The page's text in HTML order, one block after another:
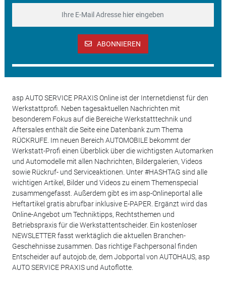
ABONNIEREN
asp AUTO SERVICE PRAXIS Online ist der Internetdienst für den
Werkstattprofi. Neben tagesaktuellen Nachrichten mit
besonderem Fokus auf die Bereiche Werkstatttechnik und
Aftersales enthält die Seite eine Datenbank zum Thema
RÜCKRUFE. Im neuen Bereich AUTOMOBILE bekommt der
Werkstatt-Profi einen Überblick über die wichtigsten Automarken
und Automodelle mit allen Nachrichten, Bildergalerien, Videos
sowie Rückruf- und Serviceaktionen. Unter #HASHTAG sind alle
wichtigen Artikel, Bilder und Videos zu einem Themenspecial
zusammengefasst. Außerdem gibt es im asp-Onlineportal alle
Heftartikel gratis abrufbar inklusive E-PAPER. Ergänzt wird das
Online-Angebot um Techniktipps, Rechtsthemen und
Betriebspraxis für die Werkstattentscheider. Ein kostenloser
NEWSLETTER fasst werktäglich die aktuellen Branchen-
Geschehnisse zusammen. Das richtige Fachpersonal finden
Entscheider auf autojob.de, dem Jobportal von AUTOHAUS, asp
AUTO SERVICE PRAXIS und Autoflotte.